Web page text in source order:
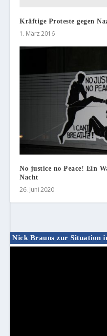
Kräftige Proteste gegen
1. März 2016
No justice no Peace! Ein
Nacht
26. Juni 2020
Nick Brauns zur Situation